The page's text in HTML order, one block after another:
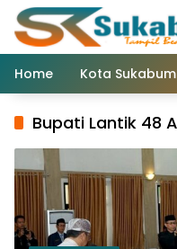
Langsung
konten
Home
Kota
Bupati Lantik 48